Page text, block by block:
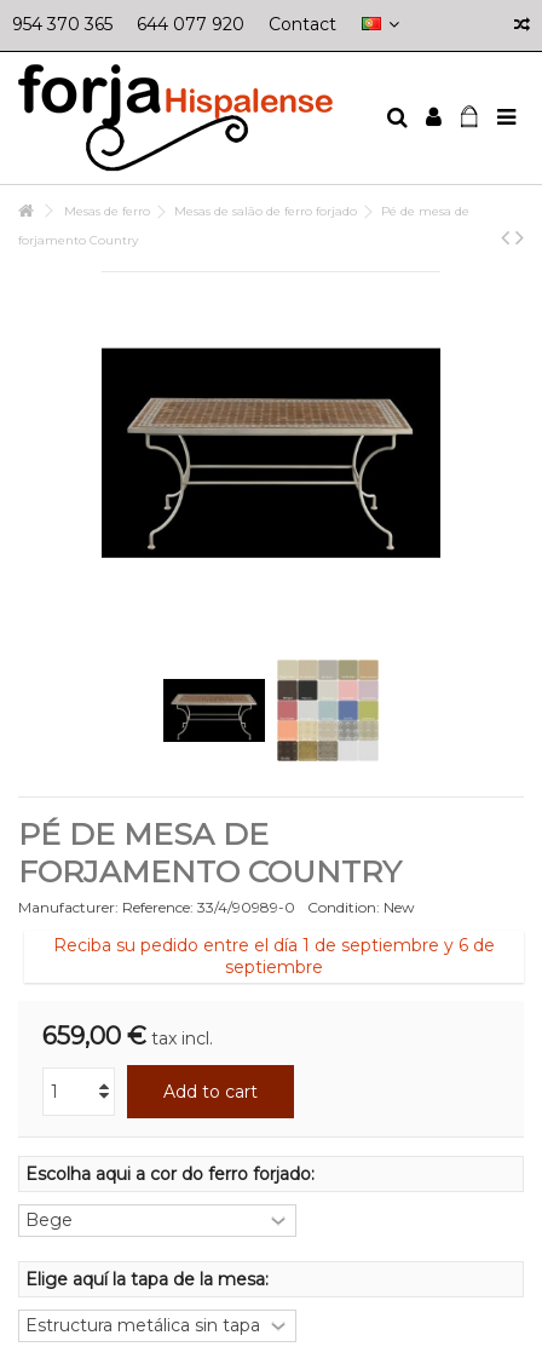
954 370 365 644 077 920 Contact
Mesas de ferro Mesas de salão de ferro forjado
Pé de mesa de
forjamento Country
PÉ DE MESA DE
FORJAMENTO COUNTRY
Manufacturer: Reference: 33/4/90989-0 Condition: New
Reciba su pedido entre el día 1 de septiembre y 6 de
septiembre
659,00 € tax incl.
Add to cart
Escolha aqui a cor do ferro forjado:
Elige aquí la tapa de la mesa: